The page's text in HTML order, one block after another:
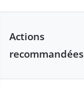
Actions
recommandées